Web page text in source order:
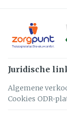
Juridische
Algemene
Cookies ODR-